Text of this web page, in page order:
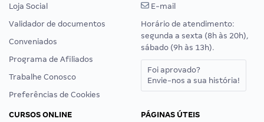
Loja Social
Validador de documentos
Conveniados
Programa de Afiliados
Trabalhe Conosco
Preferências de Cookies
E-mail
Horário de atendimento:
segunda a sexta (8h às 20h),
sábado (9h às 13h).
Foi aprovado?
Envie-nos a sua história!
CURSOS ONLINE
PÁGINAS ÚTEIS